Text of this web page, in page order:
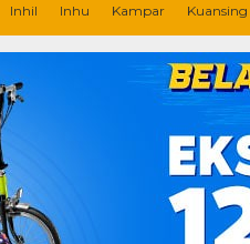
Inhil Inhu Kampar Kuansing